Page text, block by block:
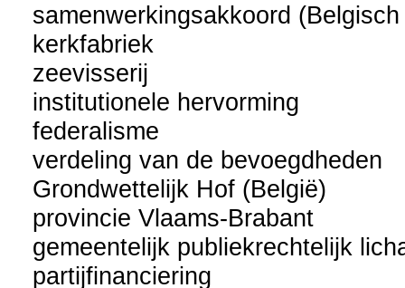
samenwerkingsakkoord
kerkfabriek
zeevisserij
institutionele hervorming
federalisme
verdeling van de bevoegdheden
Grondwettelijk Hof (België)
provincie Vlaams-Brabant
gemeentelijk publiekrechtelijk
partijfinanciering